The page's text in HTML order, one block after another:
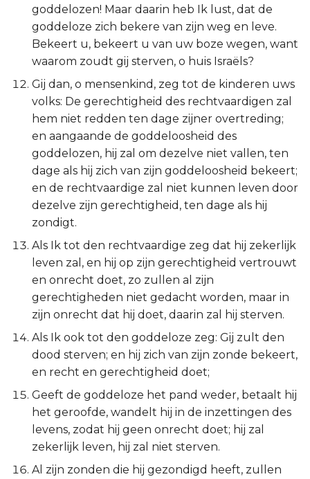
Openbaring
goddelozen! Maar daarin heb Ik lust, dat de
goddeloze zich bekere van zijn weg en leve.
Bekeert u, bekeert u van uw boze wegen, want
waarom zoudt gij sterven, o huis Israëls?
Gij dan, o mensenkind, zeg tot de kinderen uws
volks: De gerechtigheid des rechtvaardigen zal
hem niet redden ten dage zijner overtreding;
en aangaande de goddeloosheid des
goddelozen, hij zal om dezelve niet vallen, ten
dage als hij zich van zijn goddeloosheid bekeert;
en de rechtvaardige zal niet kunnen leven door
dezelve zijn gerechtigheid, ten dage als hij
zondigt.
Als Ik tot den rechtvaardige zeg dat hij zekerlijk
leven zal, en hij op zijn gerechtigheid vertrouwt
en onrecht doet, zo zullen al zijn
gerechtigheden niet gedacht worden, maar in
zijn onrecht dat hij doet, daarin zal hij sterven.
Als Ik ook tot den goddeloze zeg: Gij zult den
dood sterven; en hij zich van zijn zonde bekeert,
en recht en gerechtigheid doet;
Geeft de goddeloze het pand weder, betaalt hij
het geroofde, wandelt hij in de inzettingen des
levens, zodat hij geen onrecht doet; hij zal
zekerlijk leven, hij zal niet sterven.
Al zijn zonden die hij gezondigd heeft, zullen